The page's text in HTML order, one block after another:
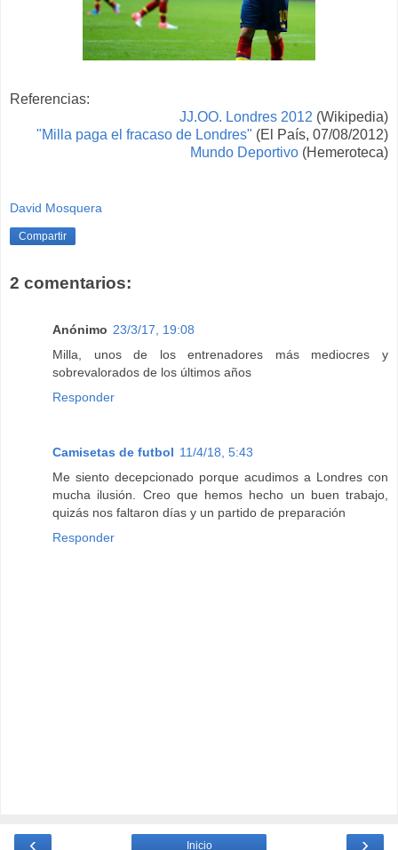
Referencias:
JJ.OO. Londres 2012 (Wikipedia)
"Milla paga el fracaso de Londres" (El País, 07/08/2012)
Mundo Deportivo (Hemeroteca)
David Mosquera
Compartir
2 comentarios:
Anónimo 23/3/17, 19:08
Milla, unos de los entrenadores más mediocres y
sobrevalorados de los últimos años
Responder
Camisetas de futbol 11/4/18, 5:43
Me siento decepcionado porque acudimos a Londres con
mucha ilusión. Creo que hemos hecho un buen trabajo,
quizás nos faltaron días y un partido de preparación
Responder
‹ ›
Inicio